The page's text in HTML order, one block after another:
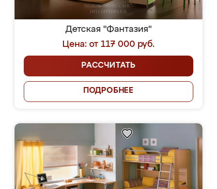
Детская "Фантазия"
Цена: от 117 000 руб.
РАССЧИТАТЬ
ПОДРОБНЕЕ